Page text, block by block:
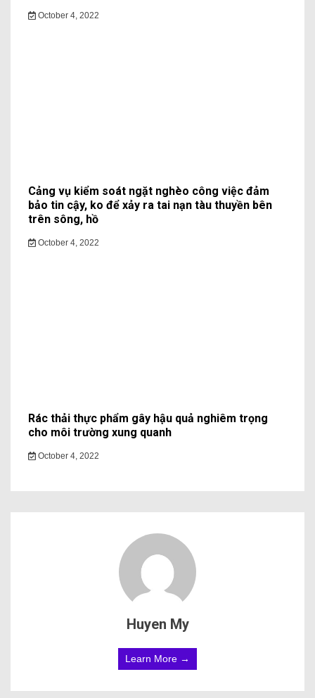
October 4, 2022
Cảng vụ kiểm soát ngặt nghèo công việc đảm
bảo tin cậy, ko để xảy ra tai nạn tàu thuyền bên
trên sông, hồ
October 4, 2022
Rác thải thực phẩm gây hậu quả nghiêm trọng
cho môi trường xung quanh
October 4, 2022
Huyen My
Learn More →